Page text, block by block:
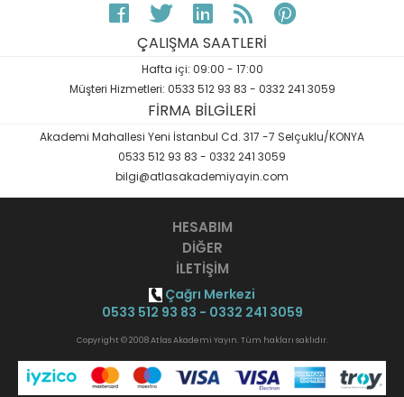
ÇALIŞMA SAATLERİ
Hafta içi: 09:00 - 17:00
Müşteri Hizmetleri: 0533 512 93 83 - 0332 241 3059
FİRMA BİLGİLERİ
Akademi Mahallesi Yeni İstanbul Cd. 317 -7 Selçuklu/KONYA
0533 512 93 83 - 0332 241 3059
bilgi@atlasakademiyayin.com
HESABIM
DİĞER
İLETİŞİM
Çağrı Merkezi
0533 512 93 83 - 0332 241 3059
Copyright © 2008 Atlas Akademi Yayın. Tüm hakları saklıdır.